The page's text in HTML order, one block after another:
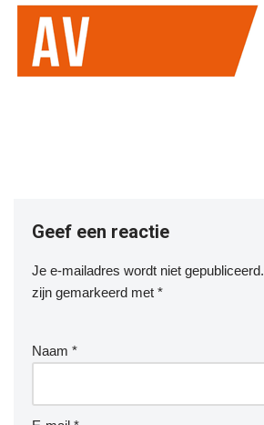
Geef een reactie
Je e-mailadres wordt niet gepubliceerd.
zijn gemarkeerd met *
Naam *